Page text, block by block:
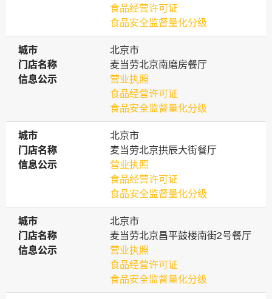
食品经营许可证
食品安全监督量化分级
城市
城市
北京市
门店名称
门店名称
麦当劳北京南磨房餐厅
信息公示
信息公示
营业执照
食品经营许可证
食品安全监督量化分级
城市
城市
北京市
门店名称
门店名称
麦当劳北京拱辰大街餐厅
信息公示
信息公示
营业执照
食品经营许可证
食品安全监督量化分级
城市
城市
北京市
门店名称
门店名称
麦当劳北京昌平鼓楼南街2号餐厅
信息公示
信息公示
营业执照
食品经营许可证
食品安全监督量化分级